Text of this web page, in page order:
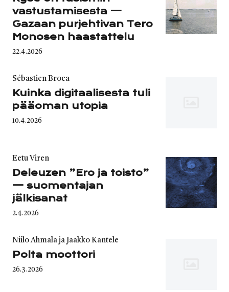
vastustamisesta —
Gazaan purjehtivan Tero
Monosen haastattelu
Published
22.4.2026
Category
Sébastien Broca
Kuinka digitaalisesta tuli
pääoman utopia
Published
10.4.2026
Category
Eetu Viren
Deleuzen ”Ero ja toisto”
— suomentajan
jälkisanat
Published
2.4.2026
Category
Niilo Ahmala ja Jaakko Kantele
Polta moottori
Published
26.3.2026